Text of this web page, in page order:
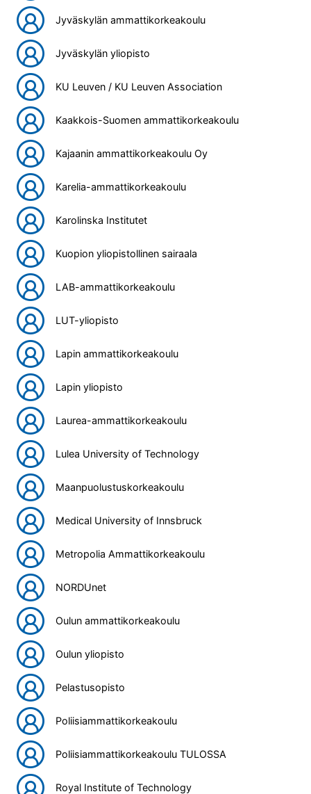
Jyväskylän ammattikorkeakoulu
Jyväskylän yliopisto
KU Leuven / KU Leuven Association
Kaakkois-Suomen ammattikorkeakoulu
Kajaanin ammattikorkeakoulu Oy
Karelia-ammattikorkeakoulu
Karolinska Institutet
Kuopion yliopistollinen sairaala
LAB-ammattikorkeakoulu
LUT-yliopisto
Lapin ammattikorkeakoulu
Lapin yliopisto
Laurea-ammattikorkeakoulu
Lulea University of Technology
Maanpuolustuskorkeakoulu
Medical University of Innsbruck
Metropolia Ammattikorkeakoulu
NORDUnet
Oulun ammattikorkeakoulu
Oulun yliopisto
Pelastusopisto
Poliisiammattikorkeakoulu
Poliisiammattikorkeakoulu TULOSSA
Royal Institute of Technology